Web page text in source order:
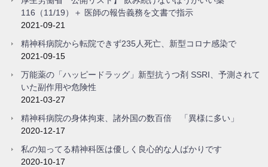
116（11/19）＋ 医師の報告義務を文書で指示
2021-09-21
精神科病院から転院できず235人死亡、新型コロナ感染で
2021-09-15
万能薬の「ハッピードラッグ」新型抗うつ剤 SSRI、予測されて
いた副作用や危険性
2021-03-27
精神科病院の身体拘束、諸外国の数百倍 「異様に多い」
2020-12-17
私の知ってる精神科医は優しく良心的な人ばかりです
2020-10-17